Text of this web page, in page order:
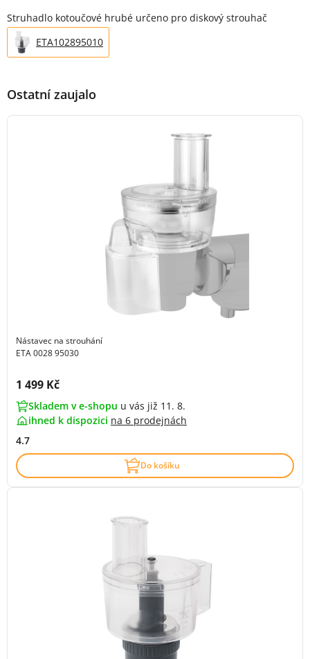
Struhadlo kotoučové hrubé určeno pro diskový strouhač
ETA102895010
Ostatní zaujalo
Nástavec na strouhání
ETA 0028 95030
Cena s DPH:
1 499 Kč
Skladem v e-shopu u vás již 11. 8.
ihned k dispozici na 6 prodejnách
4.7
Do košíku